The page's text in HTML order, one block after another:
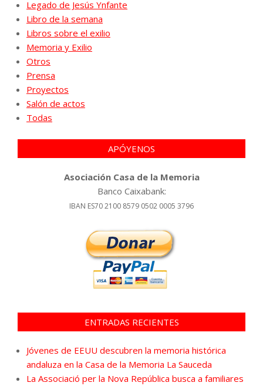
Legado de Jesús Ynfante
Libro de la semana
Libros sobre el exilio
Memoria y Exilio
Otros
Prensa
Proyectos
Salón de actos
Todas
APÓYENOS
Asociación Casa de la Memoria
Banco Caixabank:
IBAN ES70 2100 8579 0502 0005 3796
ENTRADAS RECIENTES
Jóvenes de EEUU descubren la memoria histórica
andaluza en la Casa de la Memoria La Sauceda
La Associació per la Nova República busca a familiares